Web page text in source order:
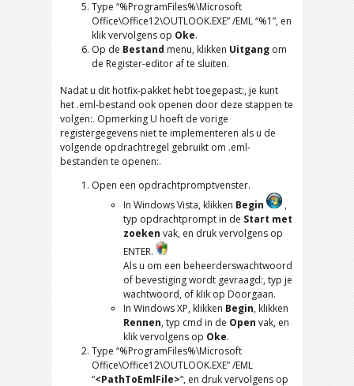
Type “%ProgramFiles%\Microsoft
Office\Office12\OUTLOOK.EXE” /EML “%1”, en
klik vervolgens op Oke.
Op de Bestand menu, klikken Uitgang om
de Register-editor af te sluiten.
Nadat u dit hotfix-pakket hebt toegepast:, je kunt
het .eml-bestand ook openen door deze stappen te
volgen:. Opmerking U hoeft de vorige
registergegevens niet te implementeren als u de
volgende opdrachtregel gebruikt om .eml-
bestanden te openen:.
Open een opdrachtpromptvenster.
In Windows Vista, klikken Begin
,
typ opdrachtprompt in de Start met
zoeken vak, en druk vervolgens op
ENTER.
Als u om een ​​beheerderswachtwoord
of bevestiging wordt gevraagd:, typ je
wachtwoord, of klik op Doorgaan.
In Windows XP, klikken Begin, klikken
Rennen, typ cmd in de Open vak, en
klik vervolgens op Oke.
Type “%ProgramFiles%\Microsoft
Office\Office12\OUTLOOK.EXE” /EML
“<PathToEmlFile>“, en druk vervolgens op